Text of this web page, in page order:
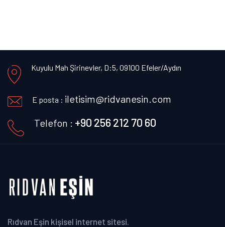
Kuyulu Mah Şirinevler, D:5, 09100 Efeler/Aydın
E posta : iletisim@ridvanesin.com
Telefon : +90 256 212 70 60
Rıdvan Eşin kişisel internet sitesi.